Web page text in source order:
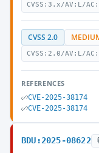
CVSS:3.x/AV:L/
CVSS 2.0
CVSS:2.0/AV:L/
REFERENCES
CVE-2025-38174
CVE-2025-38174
BDU:2025-08622